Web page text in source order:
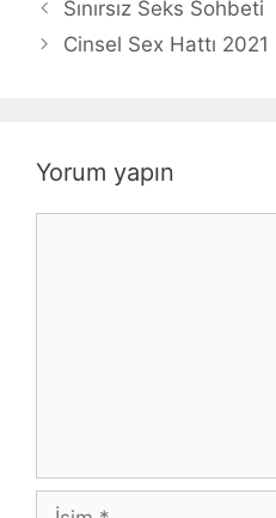
Sınırsız Seks Sohbeti
Cinsel Sex Hattı 2021
Yorum yapın
İsim